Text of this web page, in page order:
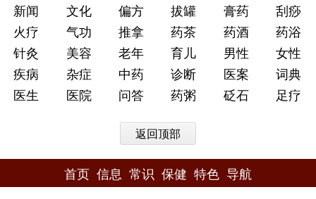
新闻
文化 偏方 拔罐 膏药
刮痧
火疗
气功 推拿 药茶 药酒
药浴
针灸
美容 老年 育儿 男性
女性
疾病
杂症 中药 诊断 医案
词典
医生
医院 问答 药粥 砭石 足疗
返回顶部
首页 信息 常识 保健 特色 导航